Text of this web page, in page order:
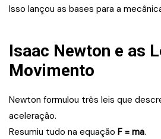
Isso lançou as bases para a
Isaac Newton e as
Movimento
Newton formulou três leis que
aceleração.
Resumiu tudo na equação F = ma.